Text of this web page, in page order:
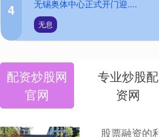
4
无锡奥体中心正式开门迎....
无息
配资炒股网
官网
专业炒股配
资网
股票融资的